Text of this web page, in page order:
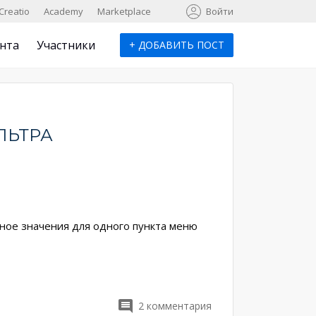
Creatio Academy Marketplace Войти
Участники + ДОБАВИТЬ ПОСТ
значения для одного пункта меню
2 комментария